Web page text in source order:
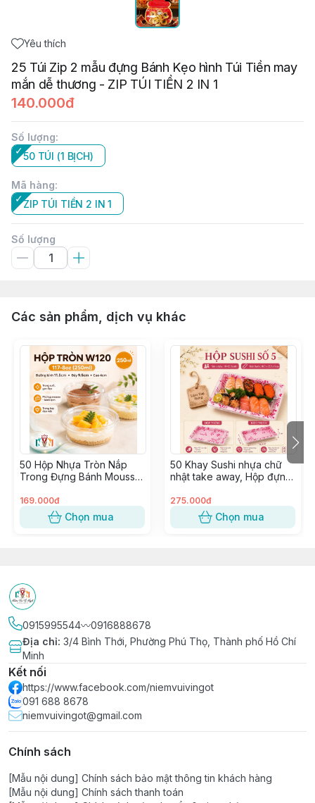
Yêu thích
25 Túi Zip 2 mẫu đựng Bánh Kẹo hình Túi Tiền may
mắn dễ thương - ZIP TÚI TIỀN 2 IN 1
140.000đ
Số lượng:
50 TÚI (1 BỊCH)
Mã hàng:
ZIP TÚI TIỀN 2 IN 1
Số lượng
Các sản phẩm, dịch vụ khác
50 Hộp Nhựa Tròn Nắp
Trong Đựng Bánh Mousse,
Xoài ~ W120, 8117, 117-8
169.000đ
Chọn mua
50 Khay Sushi nhựa chữ
nhật take away, Hộp đựng
SỐ 5
275.000đ
Chọn mua
0915995544〰️0916888678
Địa chỉ: 3/4 Bình Thới, Phường Phú Thọ, Thành phố Hồ Chí
Minh
Kết nối
https://www.facebook.com/niemvuivingot
091 688 8678
niemvuivingot@gmail.com
Chính sách
[Mẫu nội dung] Chính sách bảo mật thông tin khách hàng
[Mẫu nội dung] Chính sách thanh toán